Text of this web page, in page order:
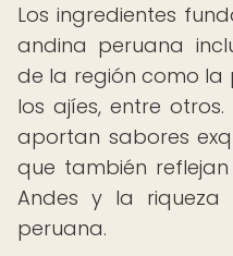
Los ingredientes
andina peruana
de la región como la
los ajíes, entre
aportan sabores
que también
Andes y la
peruana.